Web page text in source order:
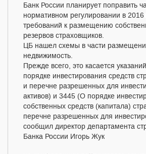
Банк России планирует поправить
нормативном регулировании в 2016
требований к размещению
резервов страховщиков.
ЦБ нашел схемы в части
недвижимость.
Прежде всего, это касается
порядке инвестирования средств
и перечне разрешенных для
активов) и 3445 (О порядке
собственных средств (капитала)
перечне разрешенных для
сообщил директор департамента
Банка России Игорь Жук